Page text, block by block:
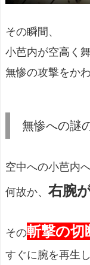
その瞬間、
小芭内が空高く
無惨の攻撃をか
無惨への謎
空中への小芭内
何故か、 右腕
その斬撃の切
すぐに腕を再生